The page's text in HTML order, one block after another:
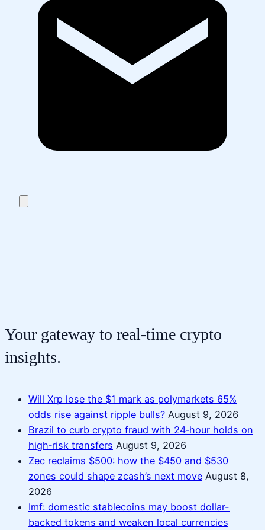
Your gateway to real-time crypto
insights.
Will Xrp lose the $1 mark as polymarkets 65%
odds rise against ripple bulls? August 9, 2026
Brazil to curb crypto fraud with 24‑hour holds on
high‑risk transfers August 9, 2026
Zec reclaims $500: how the $450 and $530
zones could shape zcash’s next move August 8,
2026
Imf: domestic stablecoins may boost dollar-
backed tokens and weaken local currencies